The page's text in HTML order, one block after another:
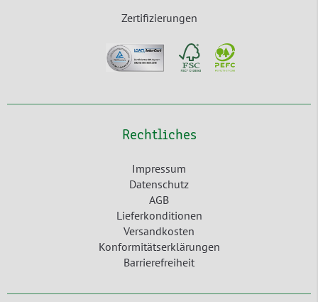
Zertifizierungen
Rechtliches
Impressum
Datenschutz
AGB
Lieferkonditionen
Versandkosten
Konformitätserklärungen
Barrierefreiheit